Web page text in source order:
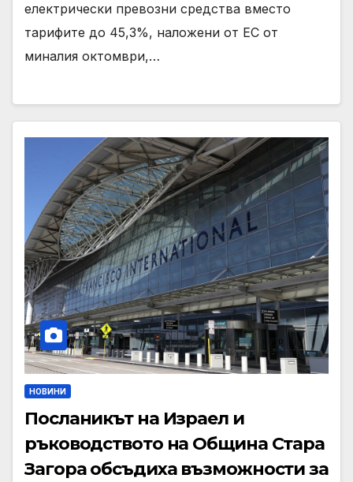
електрически превозни средства вместо
тарифите до 45,3%, наложени от ЕС от
миналия октомври,…
НОВИНИ
Посланикът на Израел и
ръководството на Община Стара
Загора обсъдиха възможности за